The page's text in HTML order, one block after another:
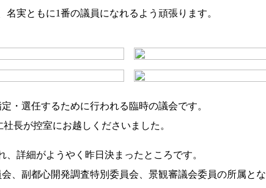
実ともに1番の議員になれるよう頑張ります。
・選任するために行われる臨時の議会です。
長が控室にお越しくださいました。
詳細がようやく昨日決まったところです。
、副都心開発調査特別委員会、景観審議会委員の所属と